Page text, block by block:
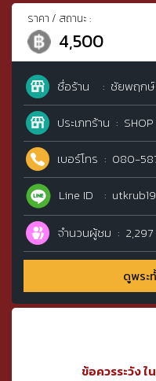
ราคา / สถานะ :
4,500
ชื่อร้าน
ชัยพฤกษ์
ประเภทร้าน
SHOP
เบอร์โทร
080-
Line ID
จำนวนผู้ชม 2,297
ดูพระ
ข้อควรระวัง ใ